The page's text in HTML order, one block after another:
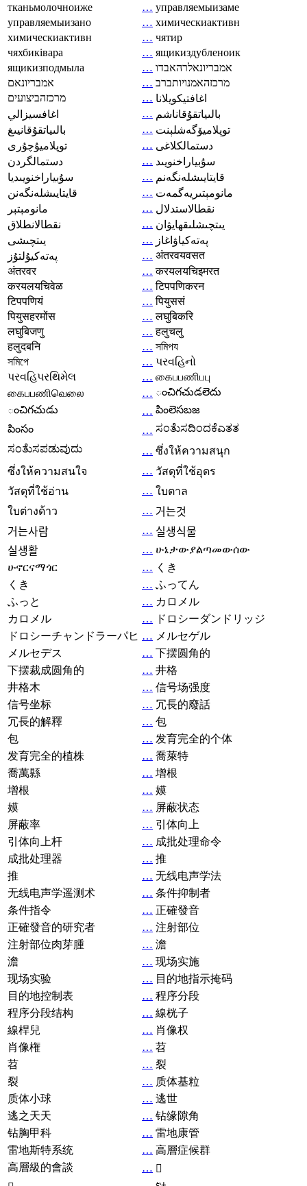
тканьмолочноиже
… управляемыизаме
управляемыизано
… химическиактивн
химическиактивн
… чятир
чяхбиківара
… ящикиздубленоик
ящикизподмыла
… אמבריונאלרהאבדו
אמבריונאם
… מרכזהאמנויותברב
מרכזהביצועים
… اغافتيكويلانا
اغافسيزالي
… بالىياتقۇقاناشم
بالىياتقۇقانيىغ
… توپلاميۆگەشلېنت
توپلاميۇچۇرى
… دستمالکلاغی
دستمالگردن
… سۇبياراخنويىد
سۇبياراخنويىديا
… قايتايىشلەنگەنم
قايتايىشلەنگەنن
… مانومېتىريەگمەت
مانومېتېر
… نقطالاستدلال
نقطالانطلاق
… يىتچىشلىقھايۋان
يىتچىشى
… پەتەكياۋاغاز
پەتەكيۇلتۇز
… अंतरवयवसत
अंतरवर
… करयलयचिइमरत
करयलयचिवेळ
… टिपपणिकरन
टिपपणियं
… पियुससं
पियुसहरमोंस
… लघुबिकरि
लघुबिजणु
… हलुचलु
हलुदबनि
… সমিপয
সমিপে
… પરવહિનો
પરવહિપરથિમેલ
… கைபபணிபபு
கைபபணிவெலை
… ంచిగచుడలెదు
ంచిగచుడు
… పింలెసబజ
పింసం
… ಸಂತೆುಸದಿಂದಕೆಎತತ
ಸಂತೆುಸಪಡುವುದು
… ซึ่งให้ความสนุก
ซึ่งให้ความสนใจ
… วัสดุที่ใช้อุดร
วัสดุที่ใช้อ่าน
… ใบตาล
ใบต่างด้าว
… 거는것
거는사람
… 실생식물
실생활
… ሁኔታውያልጣመውሰው
ሁኖርናማጎር
… くき
くき
… ふってん
ふっと
… カロメル
カロメル
… ドロシーダンドリッジ
ドロシーチャンドラーパヒ … メルセゲル
メルセデス
… 下摆圆角的
下摆裁成圆角的
… 井格
井格木
… 信号场强度
信号坐标
… 冗長的廢話
冗長的解釋
… 包
包
… 发育完全的个体
发育完全的植株
… 喬萊特
喬萬縣
… 增根
增根
… 嫫
嫫
… 屏蔽状态
屏蔽率
… 引体向上
引体向上杆
… 成批处理命令
成批处理器
… 推
推
… 无线电声学法
无线电声学遥测术
… 条件抑制者
条件指令
… 正確發音
正確發音的研究者
… 注射部位
注射部位肉芽腫
… 澹
澹
… 现场实施
现场实验
… 目的地指示掩码
目的地控制表
… 程序分段
程序分段结构
… 線桄子
線桿兒
… 肖像权
肖像権
… 苕
苕
… 裂
裂
… 质体基粒
质体小球
… 逃世
逃之天天
… 钻缘隙角
钻胸甲科
… 雷地康管
雷地斯特系统
… 高層症候群
高層級的會談
… 𧘞